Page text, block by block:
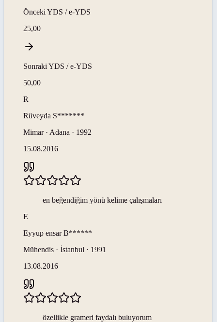
Önceki YDS / e-YDS
25,00
Sonraki YDS / e-YDS
50,00
R
Rüveyda S*******
Mimar · Adana · 1992
15.08.2016
en beğendiğim yönü kelime çalışmaları
E
Eyyup ensar B******
Mühendis · İstanbul · 1991
13.08.2016
özellikle grameri faydalı buluyorum